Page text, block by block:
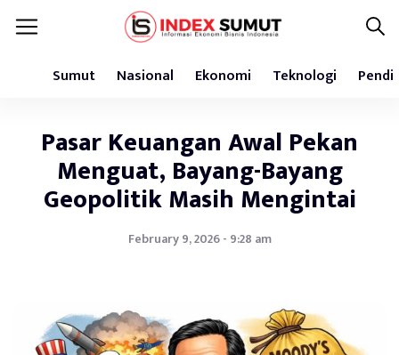
Sumut Nasional Ekonomi Teknologi
Pasar Keuangan Awal Pekan
Menguat, Bayang-Bayang
Geopolitik Masih Mengintai
February 9, 2026 - 9:28 am